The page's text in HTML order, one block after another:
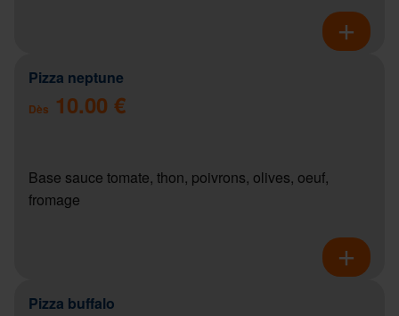
Pizza neptune
Dès 10.00 €
Base sauce tomate, thon, poivrons, olives, oeuf,
fromage
Pizza buffalo